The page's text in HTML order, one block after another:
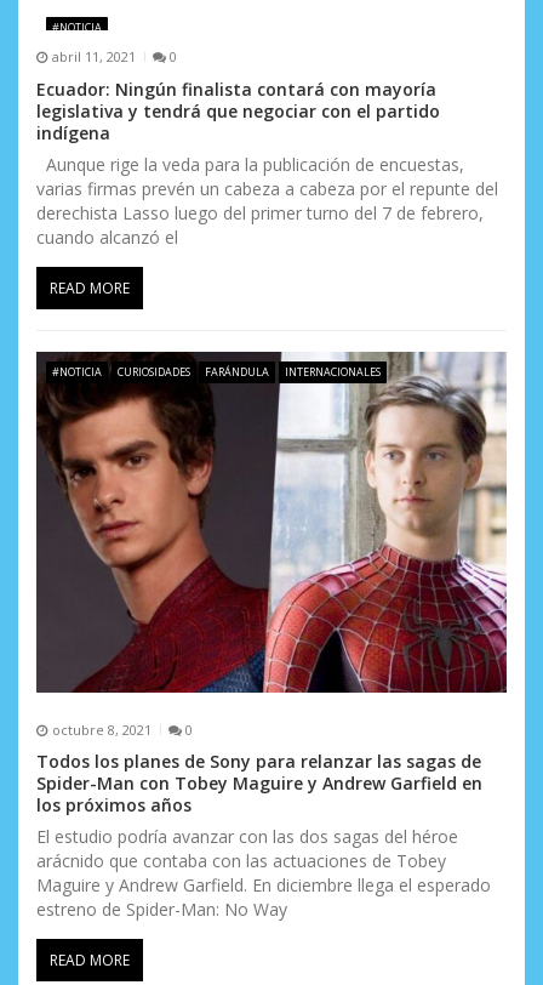
#NOTICIA
abril 11, 2021 0
Ecuador: Ningún finalista contará con mayoría
legislativa y tendrá que negociar con el partido
indígena
Aunque rige la veda para la publicación de encuestas,
varias firmas prevén un cabeza a cabeza por el repunte del
derechista Lasso luego del primer turno del 7 de febrero,
cuando alcanzó el
READ MORE
#NOTICIA CURIOSIDADES FARÁNDULA INTERNACIONALES
octubre 8, 2021 0
Todos los planes de Sony para relanzar las sagas de
Spider-Man con Tobey Maguire y Andrew Garfield en
los próximos años
El estudio podría avanzar con las dos sagas del héroe
arácnido que contaba con las actuaciones de Tobey
Maguire y Andrew Garfield. En diciembre llega el esperado
estreno de Spider-Man: No Way
READ MORE